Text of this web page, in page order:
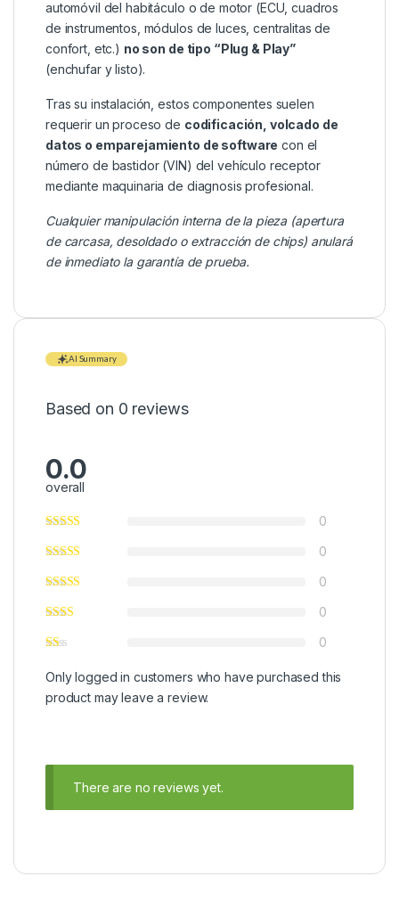
automóvil del habitáculo o de motor (ECU, cuadros
de instrumentos, módulos de luces, centralitas de
confort, etc.) no son de tipo “Plug & Play”
(enchufar y listo).
Tras su instalación, estos componentes suelen
requerir un proceso de codificación, volcado de
datos o emparejamiento de software con el
número de bastidor (VIN) del vehículo receptor
mediante maquinaria de diagnosis profesional.
Cualquier manipulación interna de la pieza (apertura
de carcasa, desoldado o extracción de chips) anulará
de inmediato la garantía de prueba.
AI Summary
Based on 0 reviews
0.0
overall
0
0
0
0
0
Only logged in customers who have purchased this
product may leave a review.
There are no reviews yet.